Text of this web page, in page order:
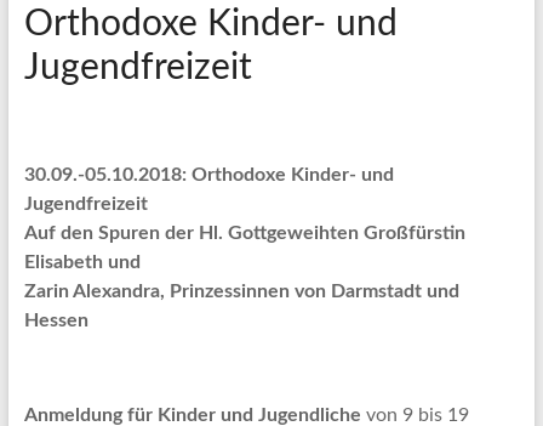
Orthodoxe Kinder- und
Jugendfreizeit
30.09.-05.10.2018: Orthodoxe Kinder- und
Jugendfreizeit
Auf den Spuren der Hl. Gottgeweihten Großfürstin
Elisabeth und
Zarin Alexandra, Prinzessinnen von Darmstadt und
Hessen
Anmeldung für Kinder und Jugendliche von 9 bis 19